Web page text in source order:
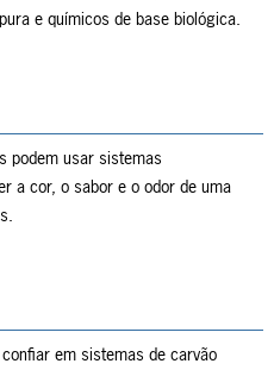
e químicos de base biológica.
podem usar sistemas
a cor, o sabor e o odor de uma
em sistemas de carvão